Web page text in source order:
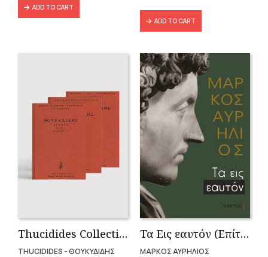
ADD TO CART
ADD TO CART
Thucidides Collection – Hardbound Edition (4 volumes)
THUCIDIDES - ΘΟΥΚΥΔΙΔΗΣ
Τα Εις εαυτόν (Επίτομο) – Μάρκος Αυρήλιος
ΜΑΡΚΟΣ ΑΥΡΗΛΙΟΣ